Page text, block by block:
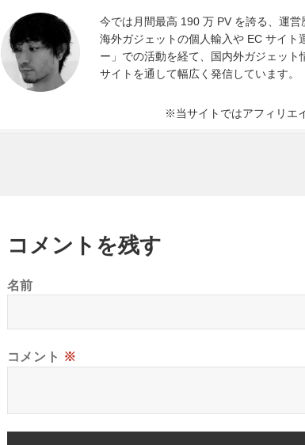
今では月間最高 190 万 PV を誇る、運
海外ガジェットの個人輸入や EC サイ
ー」での活動を経て、国内外ガジェッ
サイトを通して幅広く発信しています。
※当サイトではアフィリエ
コメントを残す
名前
コメント ※